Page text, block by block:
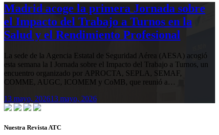
Madrid acoge la primera Jornada sobre
el Impacto del Trabajo a Turnos en la
Salud y el Rendimiento Profesional
La sede de la Agencia Estatal de Seguridad Aérea (AESA) acogió
esta semana la I Jornada sobre el Impacto del Trabajo a Turnos, un
encuentro organizado por APROCTA, SEPLA, SEMAF,
COMME, AUGC, ICOMEM y CoMB, que reunió a…
13 mayo, 202613 mayo, 2026
Nuestra Revista ATC